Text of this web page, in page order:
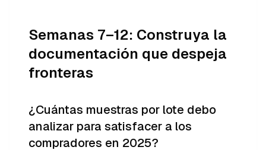
Semanas 7–12: Construya la
documentación que despeja
fronteras
¿Cuántas muestras por lote debo
analizar para satisfacer a los
compradores en 2025?